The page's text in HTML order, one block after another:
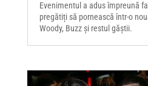
Evenimentul a adus împreună
pregătiți să pornească într-o
Woody, Buzz și restul găștii.